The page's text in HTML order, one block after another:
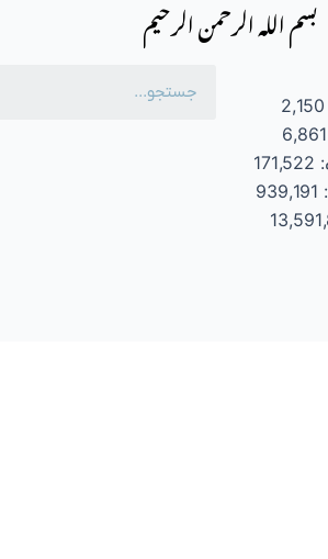
بسم الله الرحمن الرحیم
2,150
6,861
171,522
939,191